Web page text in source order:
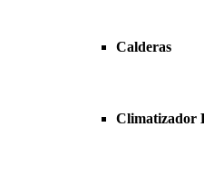
Calderas
Climatizador